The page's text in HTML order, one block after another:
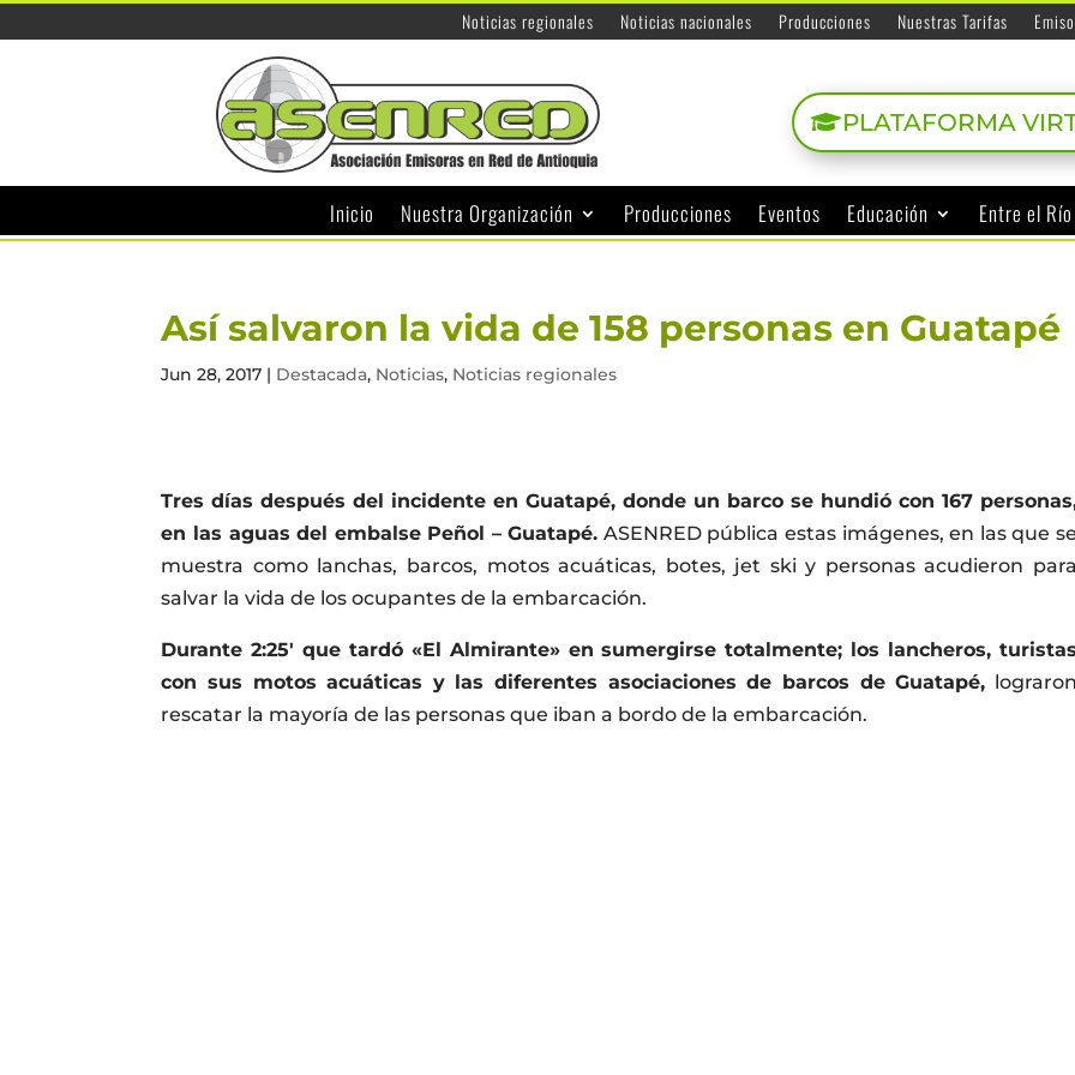
Noticias regionales Noticias nacionales Producciones Nuestras Tarifas
PLATAFORMA
Inicio Nuestra Organización Producciones Eventos Educación Entre el
Así salvaron la vida de 158 personas en Guatapé
Jun 28, 2017 | Destacada, Noticias, Noticias regionales
Tres días después del incidente en Guatapé, donde un barco se hundió con 167
en las aguas del embalse Peñol – Guatapé. ASENRED pública estas imágenes, en las que se
muestra como lanchas, barcos, motos acuáticas, botes, jet ski y personas acudieron para
salvar la vida de los ocupantes de la embarcación.
Durante 2:25′ que tardó «El Almirante» en sumergirse totalmente; los lancheros, turistas
con sus motos acuáticas y las diferentes asociaciones de barcos de Guatapé, lograron
rescatar la mayoría de las personas que iban a bordo de la embarcación.